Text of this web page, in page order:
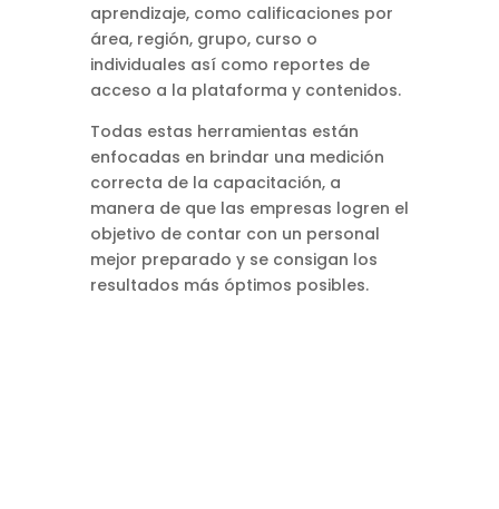
aprendizaje, como calificaciones por
área, región, grupo, curso o
individuales así como reportes de
acceso a la plataforma y contenidos.
Todas estas herramientas están
enfocadas en brindar una medición
correcta de la capacitación, a
manera de que las empresas logren el
objetivo de contar con un personal
mejor preparado y se consigan los
resultados más óptimos posibles.